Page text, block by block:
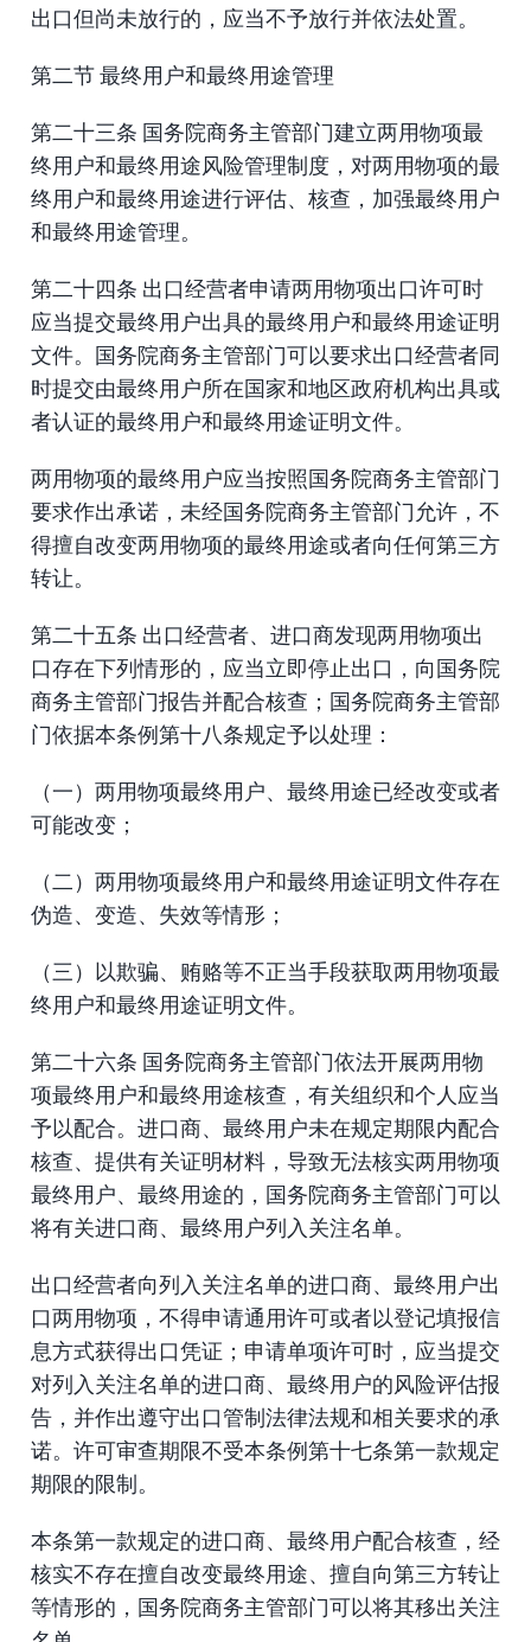
出口但尚未放行的，应当不予放行并依法处置。
第二节 最终用户和最终用途管理
第二十三条 国务院商务主管部门建立两用物项最
终用户和最终用途风险管理制度，对两用物项的最
终用户和最终用途进行评估、核查，加强最终用户
和最终用途管理。
第二十四条 出口经营者申请两用物项出口许可时
应当提交最终用户出具的最终用户和最终用途证明
文件。国务院商务主管部门可以要求出口经营者同
时提交由最终用户所在国家和地区政府机构出具或
者认证的最终用户和最终用途证明文件。
两用物项的最终用户应当按照国务院商务主管部门
要求作出承诺，未经国务院商务主管部门允许，不
得擅自改变两用物项的最终用途或者向任何第三方
转让。
第二十五条 出口经营者、进口商发现两用物项出
口存在下列情形的，应当立即停止出口，向国务院
商务主管部门报告并配合核查；国务院商务主管部
门依据本条例第十八条规定予以处理：
（一）两用物项最终用户、最终用途已经改变或者
可能改变；
（二）两用物项最终用户和最终用途证明文件存在
伪造、变造、失效等情形；
（三）以欺骗、贿赂等不正当手段获取两用物项最
终用户和最终用途证明文件。
第二十六条 国务院商务主管部门依法开展两用物
项最终用户和最终用途核查，有关组织和个人应当
予以配合。进口商、最终用户未在规定期限内配合
核查、提供有关证明材料，导致无法核实两用物项
最终用户、最终用途的，国务院商务主管部门可以
将有关进口商、最终用户列入关注名单。
出口经营者向列入关注名单的进口商、最终用户出
口两用物项，不得申请通用许可或者以登记填报信
息方式获得出口凭证；申请单项许可时，应当提交
对列入关注名单的进口商、最终用户的风险评估报
告，并作出遵守出口管制法律法规和相关要求的承
诺。许可审查期限不受本条例第十七条第一款规定
期限的限制。
本条第一款规定的进口商、最终用户配合核查，经
核实不存在擅自改变最终用途、擅自向第三方转让
等情形的，国务院商务主管部门可以将其移出关注